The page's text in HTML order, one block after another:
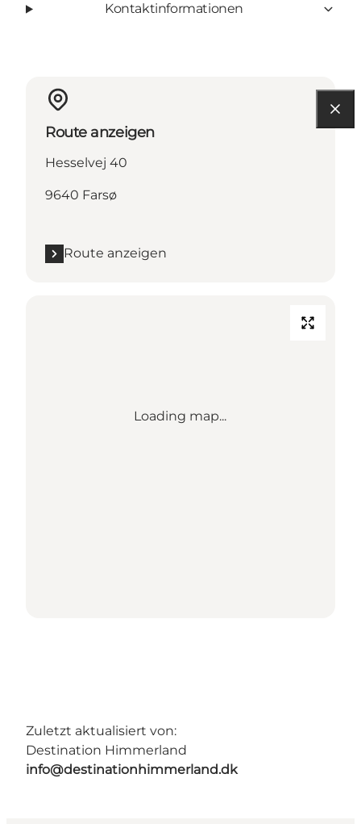
Kontaktinformationen
Route anzeigen
Hesselvej 40
9640 Farsø
Route anzeigen
Loading map...
Zuletzt aktualisiert von:
Destination Himmerland
info@destinationhimmerland.dk